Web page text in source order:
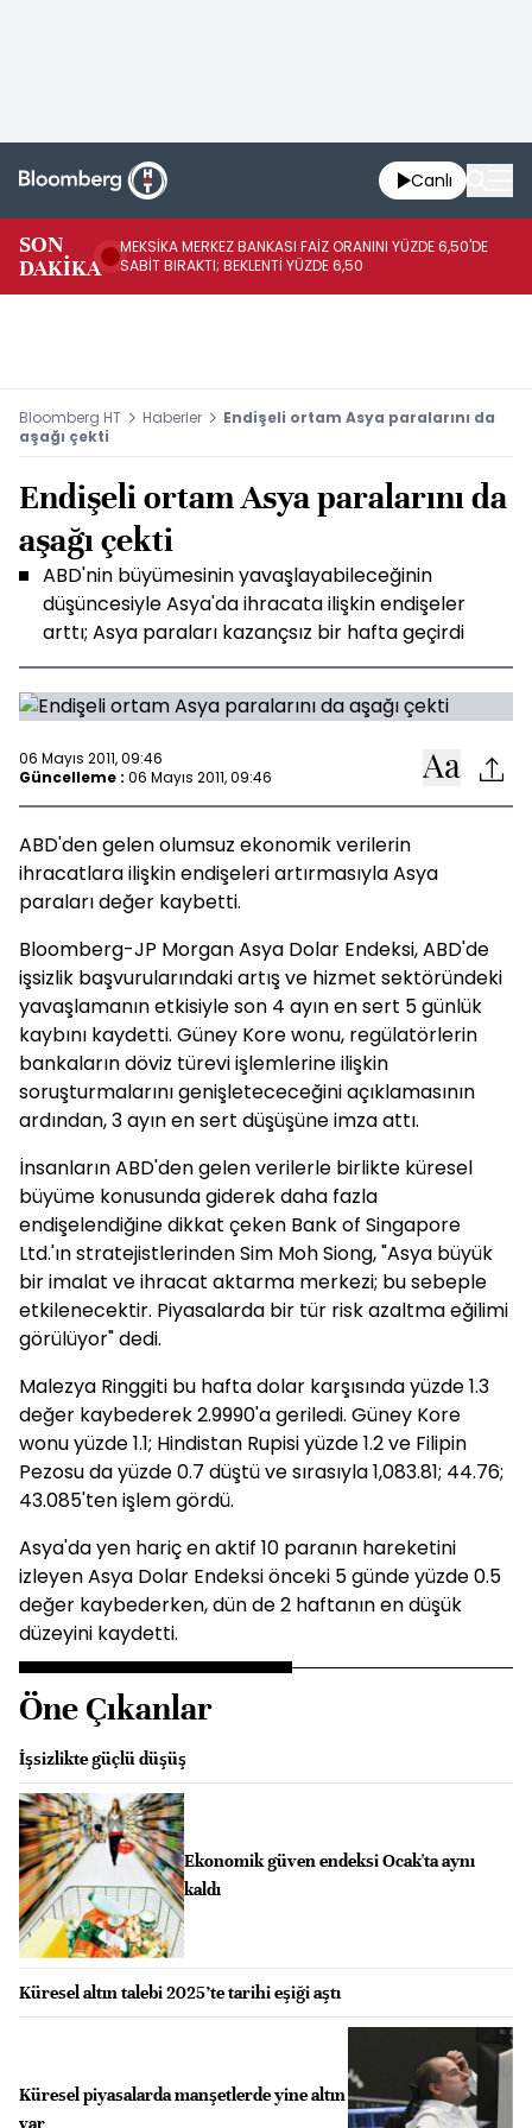
Canlı
SON
DAKİKA
MEKSİKA MERKEZ BANKASI FAİZ ORANINI YÜZDE 6,50'DE
SABİT BIRAKTI; BEKLENTİ YÜZDE 6,50
Bloomberg HT Haberler
Endişeli ortam Asya paralarını da
aşağı çekti
Endişeli ortam Asya paralarını da
aşağı çekti
ABD'nin büyümesinin yavaşlayabileceğinin
düşüncesiyle Asya'da ihracata ilişkin endişeler
arttı; Asya paraları kazançsız bir hafta geçirdi
06 Mayıs 2011, 09:46
Güncelleme : 06 Mayıs 2011, 09:46
ABD'den gelen olumsuz ekonomik verilerin
ihracatlara ilişkin endişeleri artırmasıyla Asya
paraları değer kaybetti.
Bloomberg-JP Morgan Asya Dolar Endeksi, ABD'de
işsizlik başvurularındaki artış ve hizmet sektöründeki
yavaşlamanın etkisiyle son 4 ayın en sert 5 günlük
kaybını kaydetti. Güney Kore wonu, regülatörlerin
bankaların döviz türevi işlemlerine ilişkin
soruşturmalarını genişletececeğini açıklamasının
ardından, 3 ayın en sert düşüşüne imza attı.
İnsanların ABD'den gelen verilerle birlikte küresel
büyüme konusunda giderek daha fazla
endişelendiğine dikkat çeken Bank of Singapore
Ltd.'ın stratejistlerinden Sim Moh Siong, "Asya büyük
bir imalat ve ihracat aktarma merkezi; bu sebeple
etkilenecektir. Piyasalarda bir tür risk azaltma eğilimi
görülüyor" dedi.
Malezya Ringgiti bu hafta dolar karşısında yüzde 1.3
değer kaybederek 2.9990'a geriledi. Güney Kore
wonu yüzde 1.1; Hindistan Rupisi yüzde 1.2 ve Filipin
Pezosu da yüzde 0.7 düştü ve sırasıyla 1,083.81; 44.76;
43.085'ten işlem gördü.
Asya'da yen hariç en aktif 10 paranın hareketini
izleyen Asya Dolar Endeksi önceki 5 günde yüzde 0.5
değer kaybederken, dün de 2 haftanın en düşük
düzeyini kaydetti.
Öne Çıkanlar
İşsizlikte güçlü düşüş
Ekonomik güven endeksi Ocak'ta aynı
kaldı
Küresel altın talebi 2025’te tarihi eşiği aştı
Küresel piyasalarda manşetlerde yine altın
var